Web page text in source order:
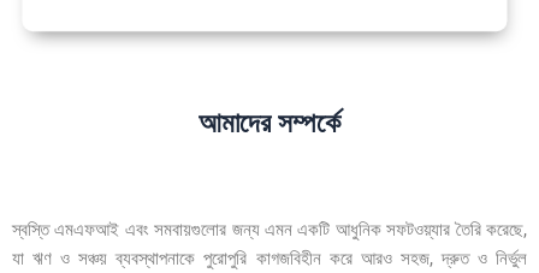
আমাদের সম্পর্কে
স্বস্তি এমএফআই এবং সমবায়গুলোর জন্য এমন একটি আধুনিক সফটওয়্যার তৈরি করেছে,
যা ঋণ ও সঞ্চয় ব্যবস্থাপনাকে পুরোপুরি কাগজবিহীন করে আরও সহজ, দ্রুত ও নির্ভুল